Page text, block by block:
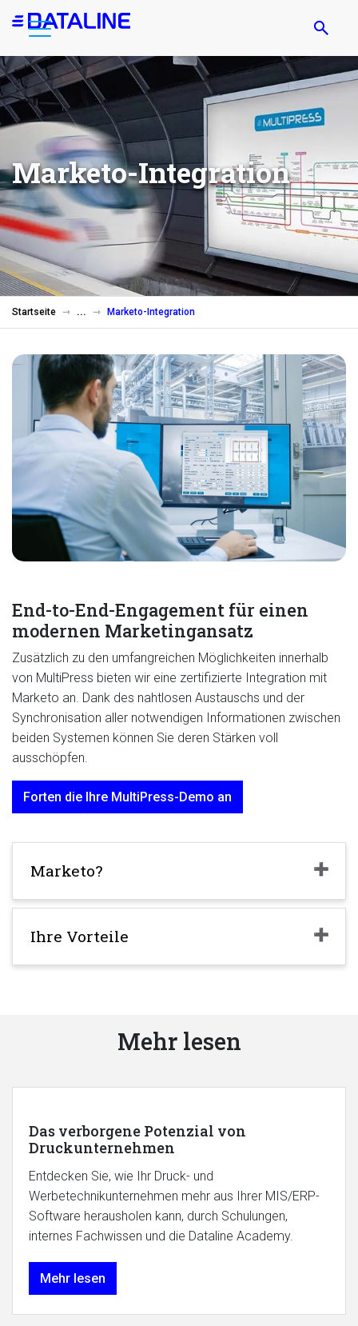
Direkt
zum
Marketo-Integration
Startseite Marketo-Integration
End-to-End-Engagement für einen
modernen Marketingansatz
Zusätzlich zu den umfangreichen Möglichkeiten innerhalb
von MultiPress bieten wir eine zertifizierte Integration mit
Marketo an. Dank des nahtlosen Austauschs und der
Synchronisation aller notwendigen Informationen zwischen
beiden Systemen können Sie deren Stärken voll
ausschöpfen.
Forten die Ihre MultiPress-Demo an
Marketo?
Ihre Vorteile
Mehr lesen
Das verborgene Potenzial von
Druckunternehmen
Entdecken Sie, wie Ihr Druck- und
Werbetechnikunternehmen mehr aus Ihrer MIS/ERP-
Software herausholen kann, durch Schulungen,
internes Fachwissen und die Dataline Academy.
Mehr lesen